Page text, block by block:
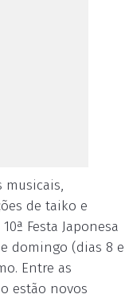
musicais,
de taiko e
Festa Japonesa
domingo (dias 8 e
Entre as
estão novos